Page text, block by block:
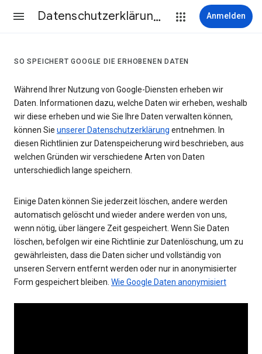
Datenschutzerklärung & Nutzungsbedingungen Anmelden
SO SPEICHERT GOOGLE DIE ERHOBENEN DATEN
Während Ihrer Nutzung von Google-Diensten erheben wir
Daten. Informationen dazu, welche Daten wir erheben, weshalb
wir diese erheben und wie Sie Ihre Daten verwalten können,
können Sie unserer Datenschutzerklärung entnehmen. In
diesen Richtlinien zur Datenspeicherung wird beschrieben, aus
welchen Gründen wir verschiedene Arten von Daten
unterschiedlich lange speichern.
Einige Daten können Sie jederzeit löschen, andere werden
automatisch gelöscht und wieder andere werden von uns,
wenn nötig, über längere Zeit gespeichert. Wenn Sie Daten
löschen, befolgen wir eine Richtlinie zur Datenlöschung, um zu
gewährleisten, dass die Daten sicher und vollständig von
unseren Servern entfernt werden oder nur in anonymisierter
Form gespeichert bleiben. Wie Google Daten anonymisiert